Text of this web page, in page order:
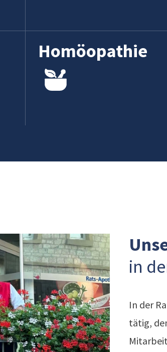
Homöopathie
in
In der
tätig,